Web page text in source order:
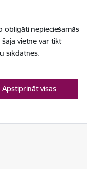
obligāti nepieciešamās
vietnē var tikt
sīkdatnes.
Apstiprināt visas